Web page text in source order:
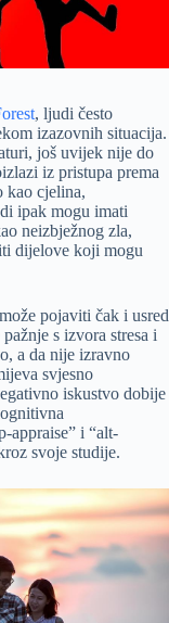
, ljudi često
izazovnih situacija.
još uvijek nije do
iz pristupa prema
kao cjelina,
ipak mogu imati
neizbježnog zla,
dijelove koji mogu
pojaviti čak i usred
s izvora stresa i
a da nije izravno
svjesno
iskustvo dobije
appraise” i “alt-
svoje studije.